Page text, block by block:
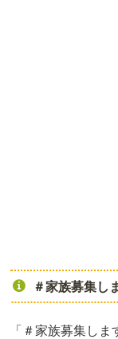
＃家族募集し
「＃家族募集し